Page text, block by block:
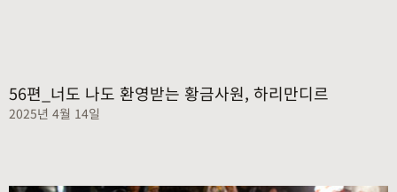
56편_너도 나도 환영받는 황금사원, 하리만디르
2025년 4월 14일